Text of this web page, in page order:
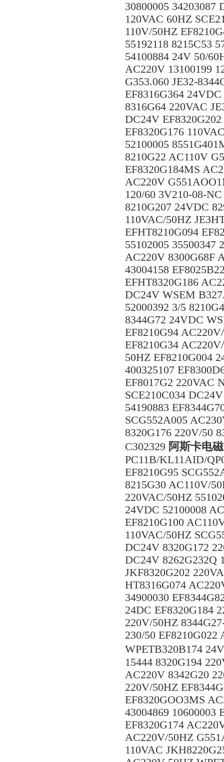
30800005 34203087
120VAC 60HZ
110V/50HZ
55192118 8215C53
54100884 24V 50/
AC220V 13100199
G353.060 JE32-
EF8316G364
8316G64 220VAC
DC24V
EF8320G176
52100005
8210G22 AC110V
EF8320G184MS
AC220V
120/60 3V210-08-
8210G207 24VDC
110VAC/50HZ
EFHT8210G094
55102005 35500347
AC220V 8300G68F
43004158
EFHT8320G186
DC24V WSEM
52000392 3/5
8344G72 24VDC
EF8210G94
EF8210G34
50HZ EF8210G004
400325107
EF8017G2 220VAC
SCE210C034
54190883
SCG552A005
8320G176 220V/50
C302329 阿斯卡电
PC11B/KL11AID/
EF8210G95
8215G30 AC110V/
220VAC/50HZ
24VDC 52100008
EF8210G100
110VAC/50HZ
DC24V 8320G172
DC24V 8262G232Q
JKF8320G202
HT8316G074
34900030
24DC EF8320G184
220V/50HZ
230/50
WPETB320B174
15444 8320G194
AC220V 8342G20
220V/50HZ
EF8320GOO3MS
43004869 10600003
EF8320G174
AC220V/50HZ
110VAC